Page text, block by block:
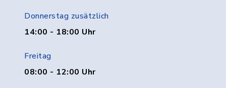
Donnerstag zusätzlich
14:00 - 18:00 Uhr
Freitag
08:00 - 12:00 Uhr